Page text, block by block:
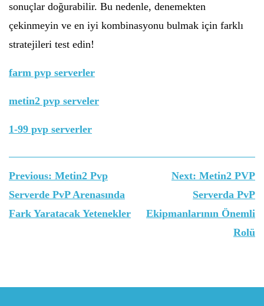
sonuçlar doğurabilir. Bu nedenle, denemekten
çekinmeyin ve en iyi kombinasyonu bulmak için farklı
stratejileri test edin!
farm pvp serverler
metin2 pvp serveler
1-99 pvp serverler
Yazı
gezinmesi
Previous: Metin2 Pvp
Serverde PvP Arenasında
Fark Yaratacak Yetenekler
Next: Metin2 PVP
Serverda PvP
Ekipmanlarının Önemli
Rolü